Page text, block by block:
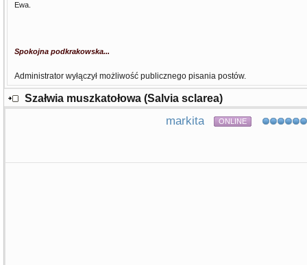
Ewa.
Spokojna podkrakowska...
Administrator wyłączył możliwość publicznego pisania postów.
Szałwia muszkatołowa (Salvia sclarea)
markita ONLINE